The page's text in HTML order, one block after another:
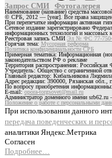
Запрос СМИ Фотогалерея
Наименование (название) средства
© СРБ, 2012 — [year]. Все права
При перепечатке информации активная
Сетевое издание зарегистрировано
информационных технологий и массовых
Реестровая запись СМИ Эл № ФС 77-
Горячая тема: Мусорная реформа
Политика конфиденциальности СРБ
Примерная тематика: Информационная
законодательством РФ о рекламе
Территория распространения:
Учредитель: Общество с ограниченной
Главный редактор: Кибальникова
Адрес редакции: 390000, Рязанская
По вопросу приобретения
E-mail:opora-torgsovet@mail.ru
Администратор доменного имени
Положение о работе с персональными
При использовании данного
передача поведенческих и
аналитики Яндекс.Метрика
Согласен
Подробнее…